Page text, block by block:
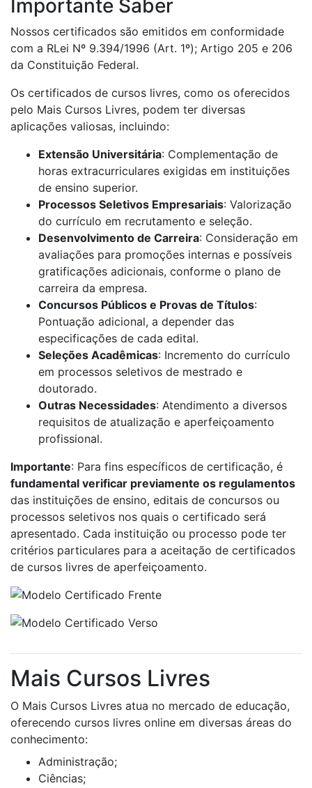
Importante Saber
Nossos certificados são emitidos em conformidade
com a RLei Nº 9.394/1996 (Art. 1º); Artigo 205 e 206
da Constituição Federal.
Os certificados de cursos livres, como os oferecidos
pelo Mais Cursos Livres, podem ter diversas
aplicações valiosas, incluindo:
Extensão Universitária: Complementação de
horas extracurriculares exigidas em instituições
de ensino superior.
Processos Seletivos Empresariais: Valorização
do currículo em recrutamento e seleção.
Desenvolvimento de Carreira: Consideração em
avaliações para promoções internas e possíveis
gratificações adicionais, conforme o plano de
carreira da empresa.
Concursos Públicos e Provas de Títulos:
Pontuação adicional, a depender das
especificações de cada edital.
Seleções Acadêmicas: Incremento do currículo
em processos seletivos de mestrado e
doutorado.
Outras Necessidades: Atendimento a diversos
requisitos de atualização e aperfeiçoamento
profissional.
Importante: Para fins específicos de certificação, é
fundamental verificar previamente os regulamentos
das instituições de ensino, editais de concursos ou
processos seletivos nos quais o certificado será
apresentado. Cada instituição ou processo pode ter
critérios particulares para a aceitação de certificados
de cursos livres de aperfeiçoamento.
Mais Cursos Livres
O Mais Cursos Livres atua no mercado de educação,
oferecendo cursos livres online em diversas áreas do
conhecimento:
Administração;
Ciências;